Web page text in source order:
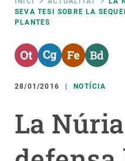
Fil
d'ariadna
SEVA TESI SOBRE LA
PLANTES
28/01/2016 NOTÍCIA
La
Featured
menu
RECERCA
CIÈNCIA EN ACCIÓ